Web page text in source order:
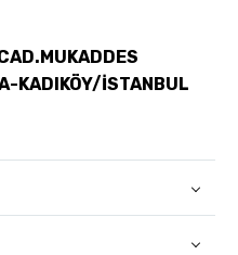
KADIKÖY/İSTANBUL